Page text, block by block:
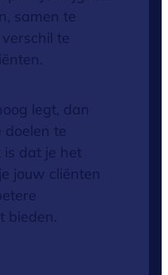
samen te
te
legt, dan
doelen te
is dat je het
jouw cliënten
bieden.